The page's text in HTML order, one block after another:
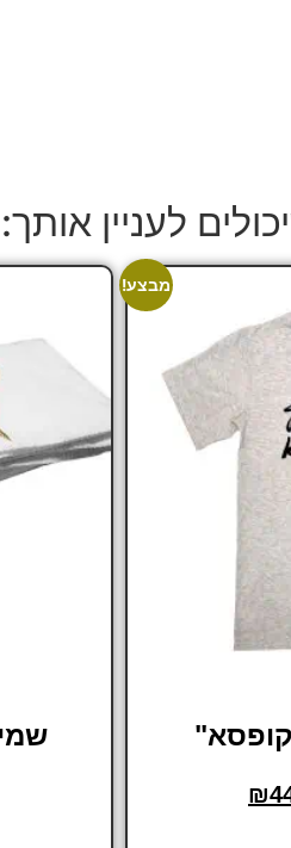
לעניין אותך:
מבצע!
₪